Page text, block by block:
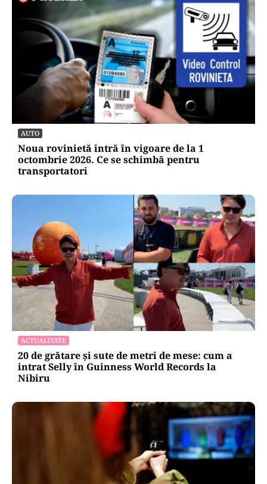
AUTO
Noua rovinietă intră în vigoare de la 1
octombrie 2026. Ce se schimbă pentru
transportatori
ACTUALITATE
20 de grătare și sute de metri de mese: cum a
intrat Selly în Guinness World Records la
Nibiru